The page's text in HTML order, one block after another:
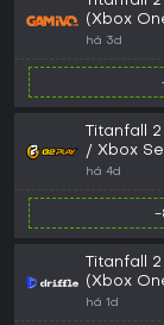
(Xbox
há 3d
Titanfall
/ Xbox
há 4d
-
Titanfall
(Xbox
há 1d